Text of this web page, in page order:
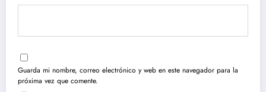
Guarda mi nombre, correo electrónico y web en este navegador para la
próxima vez que comente.